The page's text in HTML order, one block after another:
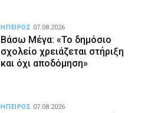
Βάσω Μέγα: «Το δημόσιο
σχολείο χρειάζεται στήριξη
και όχι αποδόμηση»
ΗΠΕΙΡΟΣ 07.08.2026
ΗΠΕΙΡΟΣ 07.08.2026